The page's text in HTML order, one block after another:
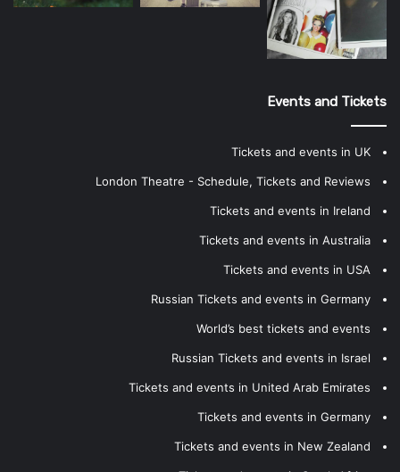
Events and Tickets
Tickets and events in UK
London Theatre - Schedule, Tickets and Reviews
Tickets and events in Ireland
Tickets and events in Australia
Tickets and events in USA
Russian Tickets and events in Germany
World’s best tickets and events
Russian Tickets and events in Israel
Tickets and events in United Arab Emirates
Tickets and events in Germany
Tickets and events in New Zealand